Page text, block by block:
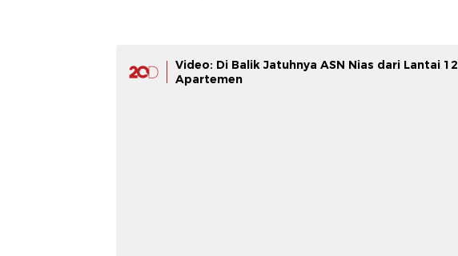
Video: Di Balik Jatuhnya ASN Nias dari Lantai 12
Apartemen